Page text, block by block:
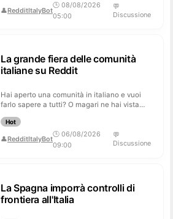
👤RedditItalyBot
🕒 08/08/2026
05:00
💬
Discussione
La grande fiera delle comunità
italiane su Reddit
Hai aperto una comunità in italiano e vuoi
farlo sapere a tutti? O magari ne hai vista
Hot
👤RedditItalyBot
🕒 06/08/2026
09:00
💬
Discussione
La Spagna imporrà controlli di
frontiera all'Italia